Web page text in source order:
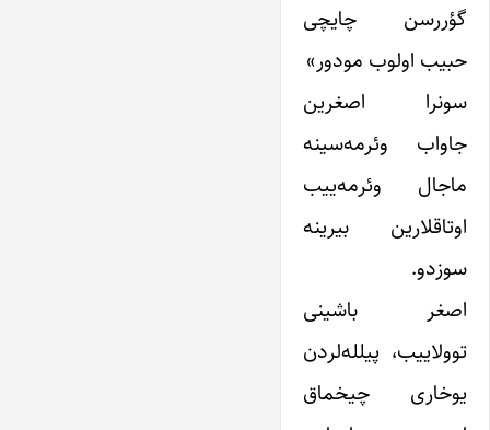
گؤررسن چایچی
حبیب اولوب مودور»
سونرا اصغرین
جاواب وئرمه‌سینه
ماجال وئرمه‌ییب
اوتاقلارین بیرینه
سوزدو.
اصغر باشینی
توولاییب، پیلله‌لردن
یوخاری چیخماق